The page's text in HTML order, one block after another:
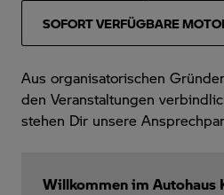
SOFORT VERFÜGBARE
Aus organisatorischen
den Veranstaltungen
stehen Dir unsere
Willkommen im Autohaus